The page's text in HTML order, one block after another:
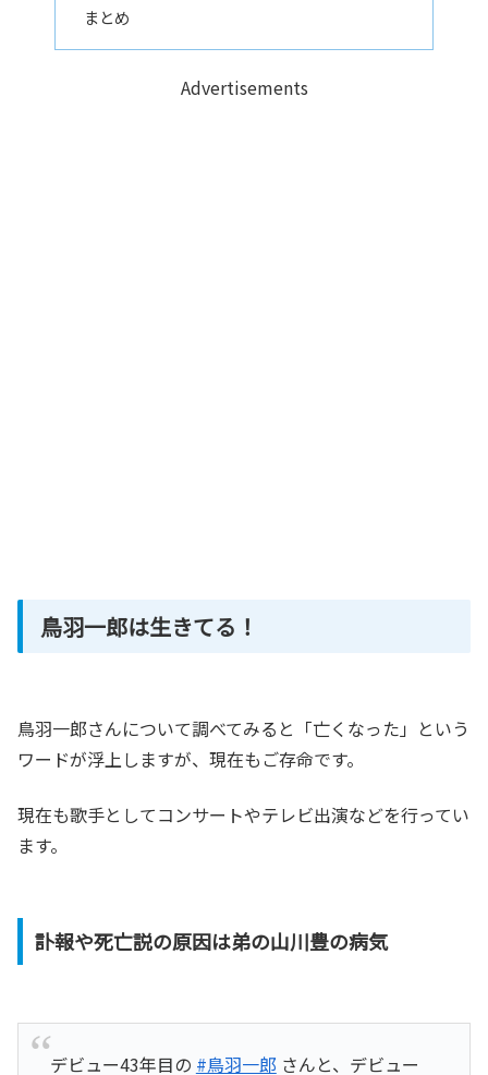
まとめ
Advertisements
鳥羽一郎は生きてる！
鳥羽一郎さんについて調べてみると「亡くなった」という
ワードが浮上しますが、現在もご存命です。
現在も歌手としてコンサートやテレビ出演などを行ってい
ます。
訃報や死亡説の原因は弟の山川豊の病気
デビュー43年目の #鳥羽一郎 さんと、デビュー